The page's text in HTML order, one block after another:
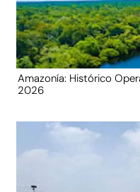
Amazonía: Histórico
2026